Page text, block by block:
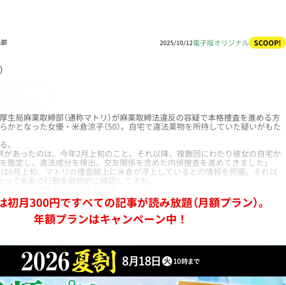
部 2025/10/12電子版オリジナル SCOOP!
生局麻薬取締部（通称マトリ）が麻薬取締法違反の容疑で本格捜査を進める方
かとなった女優・米倉涼子（50）。自宅で違法薬物を所持していた疑いがもた
。
があったのは、今年2月上旬のこと。それ以降、複数回にわたり彼女の自宅か
鑑定し、違法成分を検出。交友関係を含めた内偵捜査を進めてきました」
は6月上旬、マトリの捜査線上に米倉が浮上しているとの情報を把握。それ以
て米倉の行動を継続的に確認してきた。
初月300円ですべての記事が読み放題（月額プラン）。
年額プランはキャンペーン中！